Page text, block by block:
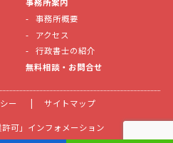
事務所案内
事務所概要
アクセス
行政書士の紹介
無料相談・お問合せ
ー サイトマップ
可」インフォメーション